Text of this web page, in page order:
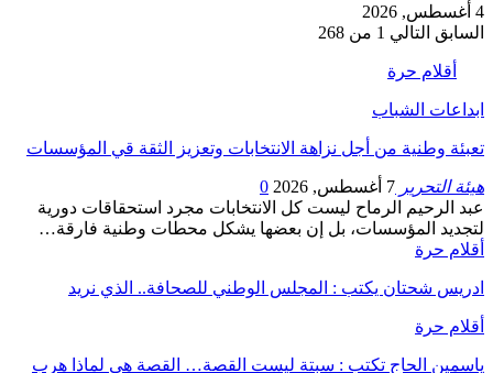
4 أغسطس, 2026
السابق التالي 1 من 268
أقلام حرة
ابداعات الشباب
تعبئة وطنية من أجل نزاهة الانتخابات وتعزيز الثقة قي المؤسسات
هيئة التحرير 7 أغسطس, 2026
0
عبد الرحيم الرماح ليست كل الانتخابات مجرد استحقاقات دورية
لتجديد المؤسسات، بل إن بعضها يشكل محطات وطنية فارقة…
أقلام حرة
ادريس شحتان يكتب : المجلس الوطني للصحافة.. الذي نريد
أقلام حرة
ياسمين الحاج تكتب : سبتة ليست القصة… القصة هي لماذا هرب